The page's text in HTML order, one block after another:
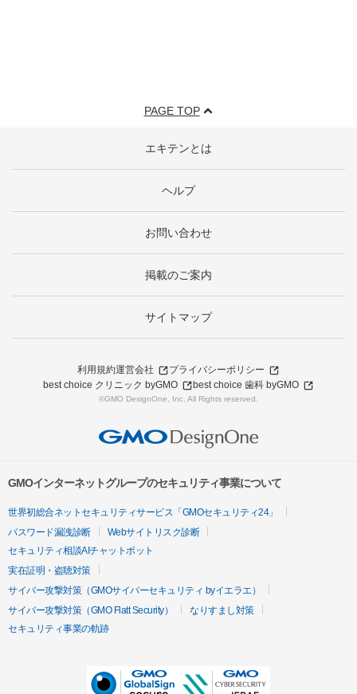
PAGE TOP
エキテンとは
ヘルプ
お問い合わせ
掲載のご案内
サイトマップ
利用規約運営会社
プライバシーポリシー
best choice クリニック byGMO
best choice 歯科 byGMO
©GMO DesignOne, Inc. All Rights reserved.
GMOインターネットグループのセキュリティ事業について
世界初総合ネットセキュリティサービス「GMOセキュリティ24」
パスワード漏洩診断
Webサイトリスク診断
セキュリティ相談AIチャットボット
実在証明・盗聴対策
サイバー攻撃対策（GMOサイバーセキュリティ byイエラエ）
サイバー攻撃対策（GMO Flatt Security）
なりすまし対策
セキュリティ事業の軌跡